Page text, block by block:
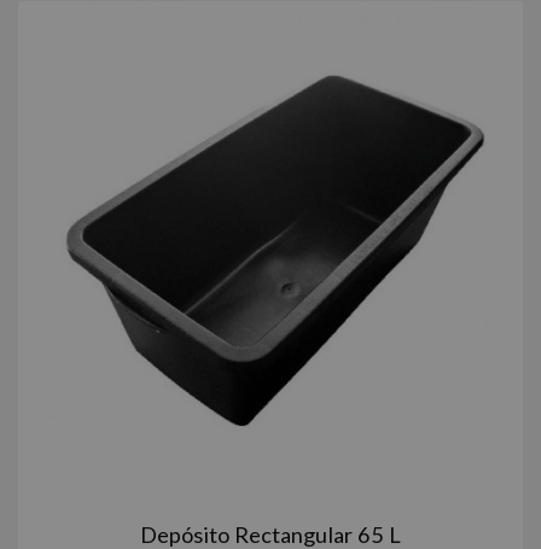
Depósito Rectangular 65 L